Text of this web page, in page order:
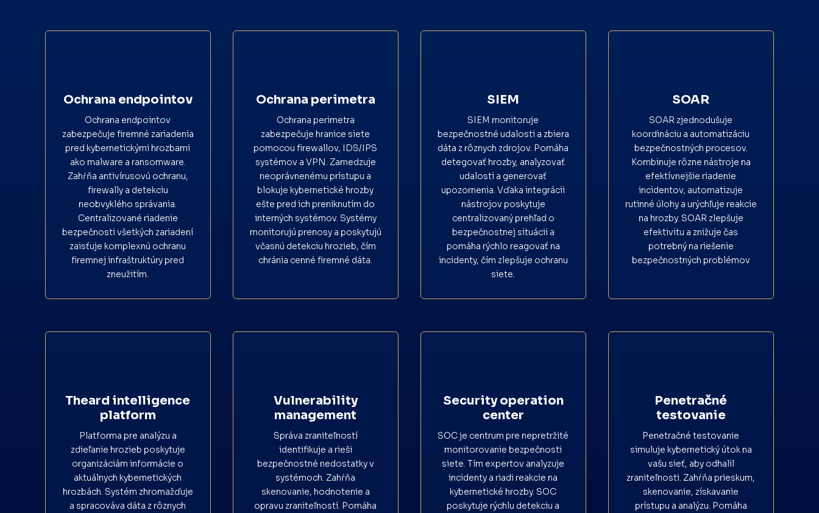
Ochrana endpointov
Ochrana endpointov
zabezpečuje firemné zariadenia
pred kybernetickými hrozbami
ako malware a ransomware.
Zahŕňa antivírusovú ochranu,
firewally a detekciu
neobvyklého správania.
Centralizované riadenie
bezpečnosti všetkých zariadení
zaisťuje komplexnú ochranu
firemnej infraštruktúry pred
zneužitím.
Ochrana perimetra
Ochrana perimetra
zabezpečuje hranice siete
pomocou firewallov, IDS/IPS
systémov a VPN. Zamedzuje
neoprávnenému prístupu a
blokuje kybernetické hrozby
ešte pred ich preniknutím do
interných systémov. Systémy
monitorujú prenosy a poskytujú
včasnú detekciu hrozieb, čím
chránia cenné firemné dáta.
SIEM
SIEM monitoruje
bezpečnostné udalosti a zbiera
dáta z rôznych zdrojov. Pomáha
detegovať hrozby, analyzovať
udalosti a generovať
upozornenia. Vďaka integrácii
nástrojov poskytuje
centralizovaný prehľad o
bezpečnostnej situácii a
pomáha rýchlo reagovať na
incidenty, čím zlepšuje ochranu
siete.
SOAR
SOAR zjednodušuje
koordináciu a automatizáciu
bezpečnostných procesov.
Kombinuje rôzne nástroje na
efektívnejšie riadenie
incidentov, automatizuje
rutinné úlohy a urýchľuje reakcie
na hrozby. SOAR zlepšuje
efektivitu a znižuje čas
potrebný na riešenie
bezpečnostných problémov
Theard intelligence
platform
Platforma pre analýzu a
zdieľanie hrozieb poskytuje
organizáciám informácie o
aktuálnych kybernetických
hrozbách. Systém zhromažďuje
a spracováva dáta z rôznych
Vulnerability
management
Správa zraniteľností
identifikuje a rieši
bezpečnostné nedostatky v
systémoch. Zahŕňa
skenovanie, hodnotenie a
opravu zraniteľností. Pomáha
Security operation
center
SOC je centrum pre nepretržité
monitorovanie bezpečnosti
siete. Tím expertov analyzuje
incidenty a riadi reakcie na
kybernetické hrozby. SOC
poskytuje rýchlu detekciu a
Penetračné
testovanie
Penetračné testovanie
simuluje kybernetický útok na
vašu sieť, aby odhalil
zraniteľnosti. Zahŕňa prieskum,
skenovanie, získavanie
prístupu a analýzu. Pomáha